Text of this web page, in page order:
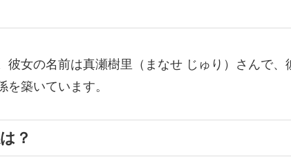
彼女の名前は真瀬樹里（まなせ じゅり）さんで
築いています。
？